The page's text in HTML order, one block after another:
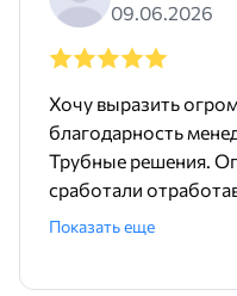
09.06.2026
Хочу выразить
благодарность
Трубные решения.
сработали
Доставили точно в
Показать еще